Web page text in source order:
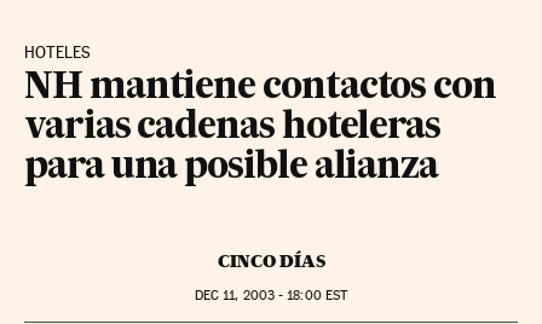
HOTELES
NH mantiene contactos con
varias cadenas hoteleras
para una posible alianza
CINCO DÍAS
DEC 11, 2003 - 18:00EST